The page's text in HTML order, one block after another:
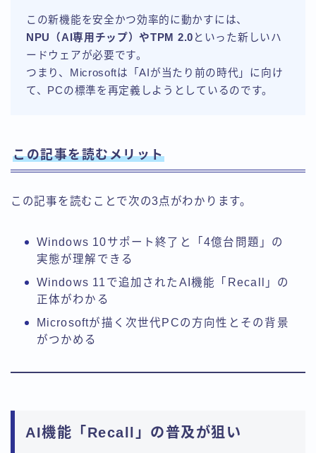
この新機能を安全かつ効率的に動かすには、
NPU（AI専用チップ）やTPM 2.0 といった新しいハ
ードウェアが必要です。
つまり、Microsoftは「AIが当たり前の時代」に向け
て、PCの標準を再定義しようとしているのです。
この記事を読むメリット
この記事を読むことで次の3点がわかります。
Windows 10サポート終了と「4億台問題」の
実態が理解できる
Windows 11で追加されたAI機能「Recall」の
正体がわかる
Microsoftが描く次世代PCの方向性とその背景
がつかめる
AI機能「Recall」の普及が狙い